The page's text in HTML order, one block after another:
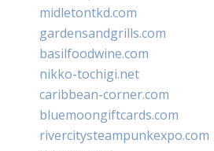
midletontkd.com
gardensandgrills.com
basilfoodwine.com
nikko-tochigi.net
caribbean-corner.com
bluemoongiftcards.com
rivercitysteampunkexpo.com